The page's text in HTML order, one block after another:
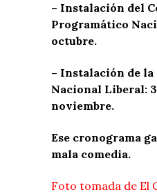
– Instalación del
Programático
octubre.
– Instalación de
Nacional Liberal:
noviembre.
Ese cronograma
mala comedia.
Foto tomada de El